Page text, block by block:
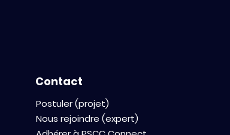
Contact
Postuler (projet)
Nous rejoindre (expert)